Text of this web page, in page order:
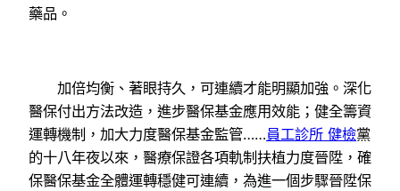
藥品。
加倍均衡、著眼持久，可連續才能明顯加強。深化
醫保付出方法改造，進步醫保基金應用效能；健全籌資
運轉機制，加大力度醫保基金監管……員工診所 健檢黨
的十八年夜以來，醫療保證各項軌制扶植力度晉陞，確
保醫保基金全體運轉穩健可連續，為進一個步驟晉陞保